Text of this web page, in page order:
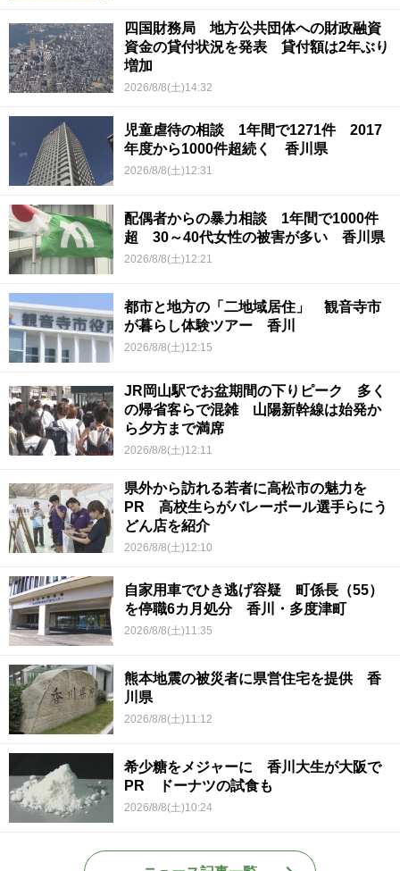
四国財務局 地方公共団体への財政融資
資金の貸付状況を発表 貸付額は2年ぶり
増加
2026/8/8(土)14:32
児童虐待の相談 1年間で1271件 2017
年度から1000件超続く 香川県
2026/8/8(土)12:31
配偶者からの暴力相談 1年間で1000件
超 30～40代女性の被害が多い 香川県
2026/8/8(土)12:21
都市と地方の「二地域居住」 観音寺市
が暮らし体験ツアー 香川
2026/8/8(土)12:15
JR岡山駅でお盆期間の下りピーク 多く
の帰省客らで混雑 山陽新幹線は始発か
ら夕方まで満席
2026/8/8(土)12:11
県外から訪れる若者に高松市の魅力を
PR 高校生らがバレーボール選手らにう
どん店を紹介
2026/8/8(土)12:10
自家用車でひき逃げ容疑 町係長（55）
を停職6カ月処分 香川・多度津町
2026/8/8(土)11:35
熊本地震の被災者に県営住宅を提供 香
川県
2026/8/8(土)11:12
希少糖をメジャーに 香川大生が大阪で
PR ドーナツの試食も
2026/8/8(土)10:24